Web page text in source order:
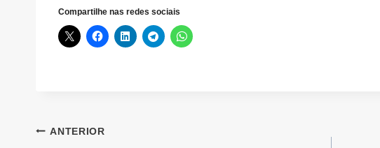
Compartilhe nas redes sociais
Navegação
ANTERIOR